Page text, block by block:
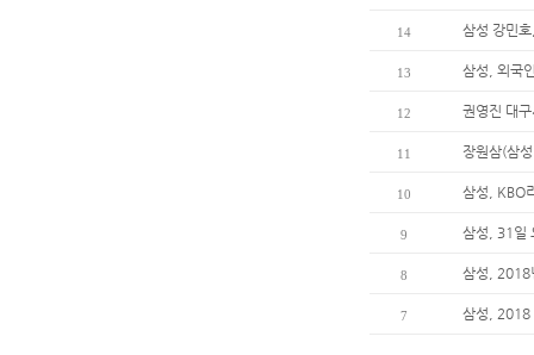
14 삼성 강민
13 삼성, 외국
12 권영진 대
11 장원삼(삼
10 삼성, KBO
9 삼성, 31일
8 삼성, 2018
7 삼성, 2018